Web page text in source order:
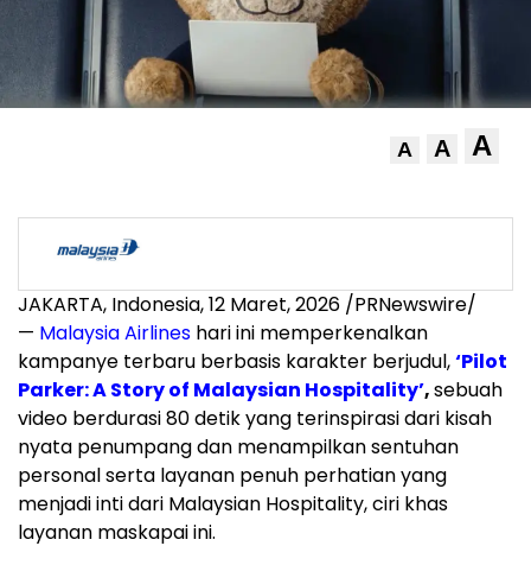
A A A
JAKARTA, Indonesia,12 Maret, 2026 /PRNewswire/
— Malaysia Airlines hari ini memperkenalkan
kampanye terbaru berbasis karakter berjudul,‘Pilot
Parker: A Story of Malaysian Hospitality’,sebuah
video berdurasi 80 detik yang terinspirasi dari kisah
nyata penumpang dan menampilkan sentuhan
personal serta layanan penuh perhatian yang
menjadi inti dari Malaysian Hospitality, ciri khas
layanan maskapai ini.